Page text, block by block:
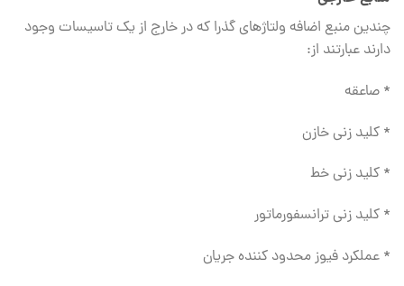
چندین منبع اضافه ولتاژهای گذرا که در خارج از یک تاسیسات وجود
دارند عبارتند از:
* صاعقه
* کلید زنی خازن
* کلید زنی خط
* کلید زنی ترانسفورماتور
* عملکرد فیوز محدود کننده جریان